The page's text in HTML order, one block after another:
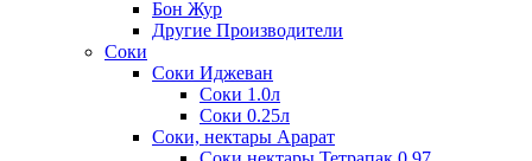
Бон Жур
Другие Производители
Соки
Соки Иджеван
Соки 1.0л
Соки 0.25л
Соки, нектары Арарат